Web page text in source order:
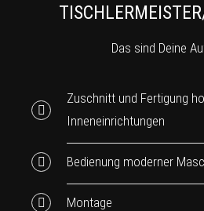
Das sind Deine
Zuschnitt und Fertigung
Inneneinrichtungen
Bedienung moderner
Montage